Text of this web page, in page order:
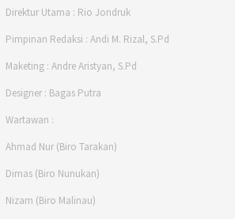
Direktur Utama : Rio Jondruk
Pimpinan Redaksi : Andi M. Rizal, S.Pd
Maketing : Andre Aristyan, S.Pd
Designer : Bagas Putra
Wartawan :
Ahmad Nur (Biro Tarakan)
Dimas (Biro Nunukan)
Nizam (Biro Malinau)